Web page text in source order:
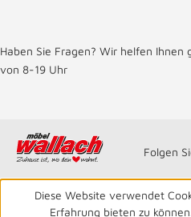
Haben Sie Fragen? Wir helfen Ihnen
von 8-19 Uhr
Folgen
Diese Website verwendet
Erfahrung bieten zu